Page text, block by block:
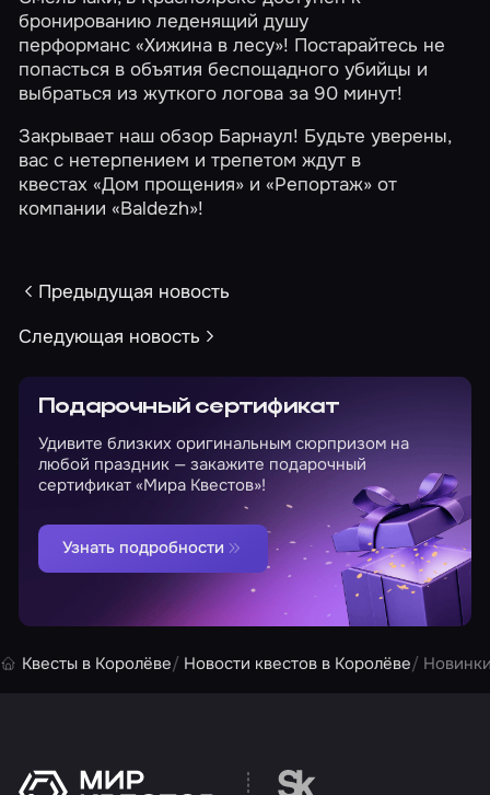
бронированию леденящий душу
перформанс«Хижина в лесу»! Постарайтесь не
попасться в объятия беспощадного убийцы и
выбраться из жуткого логова за 90 минут!
Закрывает наш обзор Барнаул! Будьте уверены,
вас с нетерпением и трепетом ждут в
квестах«Дом прощения» и«Репортаж» от
компании «Baldezh»!
Предыдущая новость
Следующая новость
Подарочный сертификат
Удивите близких оригинальным сюрпризом на
любой праздник — закажите подарочный
сертификат «Мира Квестов»!
Узнать подробности
Квесты в Королёве Новости квестов в Королёве
Перейти на сайт